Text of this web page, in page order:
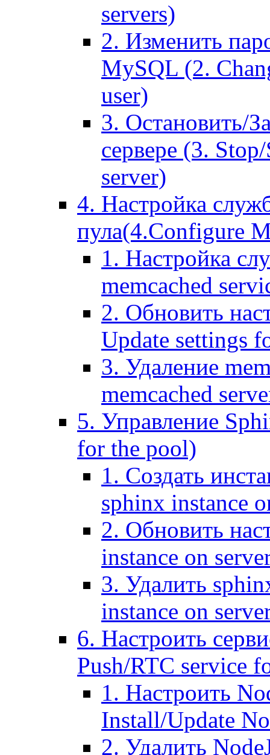
servers)
2. Изменить
MySQL (2.
user)
3. Остановить/
сервере (3.
server)
4. Настройка
пула(4.Configure
1. Настройка
memcached
2. Обновить
Update settings
3. Удаление
memcached
5. Управление
for the pool)
1. Создать
sphinx instance
2. Обновить
instance on
3. Удалить
instance on
6. Настроить
Push/RTC service
1. Настроить
Install/Update
2. Удалить